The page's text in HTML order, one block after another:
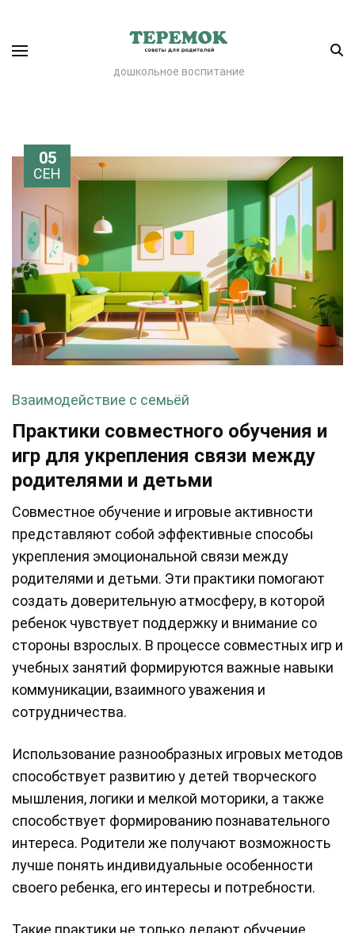
дошкольное воспитание
05
СЕН
Взаимодействие с семьёй
Практики совместного обучения и
игр для укрепления связи между
родителями и детьми
Совместное обучение и игровые активности
представляют собой эффективные способы
укрепления эмоциональной связи между
родителями и детьми. Эти практики помогают
создать доверительную атмосферу, в которой
ребенок чувствует поддержку и внимание со
стороны взрослых. В процессе совместных игр и
учебных занятий формируются важные навыки
коммуникации, взаимного уважения и
сотрудничества.
Использование разнообразных игровых методов
способствует развитию у детей творческого
мышления, логики и мелкой моторики, а также
способствует формированию познавательного
интереса. Родители же получают возможность
лучше понять индивидуальные особенности
своего ребенка, его интересы и потребности.